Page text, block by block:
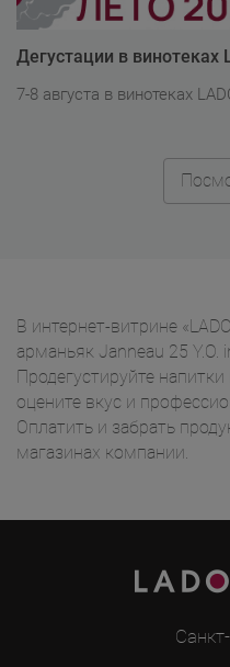
Дегустации в винотеках
7-8 августа в винотеках
В интернет-витрине
арманьяк Janneau 25 Y.O.
Продегустируйте
оцените вкус и
Оплатить и забрать
магазинах компании.